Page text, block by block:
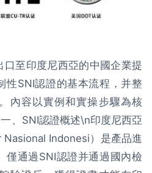
至印度尼西亞的中國企業提
性SNI認證的基本流程，并整
內容以實例和實操步驟為核
、SNI認證概述\n印度尼西亞
Nasional Indonesi）是產品進
僅通過SNI認證并通過國內檢